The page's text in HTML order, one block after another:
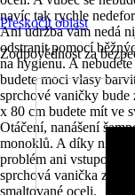
navíc tak rychle
Ani údržba vám nedá
odstranit pomocí
na hygienu. A
budete moci vlasy
sprchové vaničky
x 80 cm budete mít ve
Otáčení, nanášení
monoklů. A díky nízké
problém ani
sprchová vanička
smaltované oceli.
Přeskočit oblast
Zodpovědnost za